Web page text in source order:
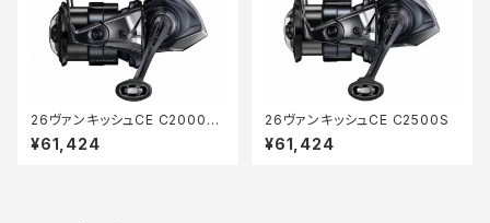
26ヴァンキッシュCE C2000S
HG
¥61,424
26ヴァンキッシュCE C2500S
¥61,424